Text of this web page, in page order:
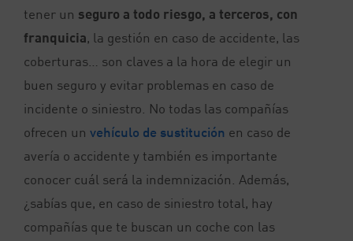
tener un seguro a todo riesgo, a terceros, con
franquicia, la gestión en caso de accidente, las
coberturas… son claves a la hora de elegir un
buen seguro y evitar problemas en caso de
incidente o siniestro. No todas las compañías
ofrecen un vehículo de sustitución en caso de
avería o accidente y también es importante
conocer cuál será la indemnización. Además,
¿sabías que, en caso de siniestro total, hay
compañías que te buscan un coche con las